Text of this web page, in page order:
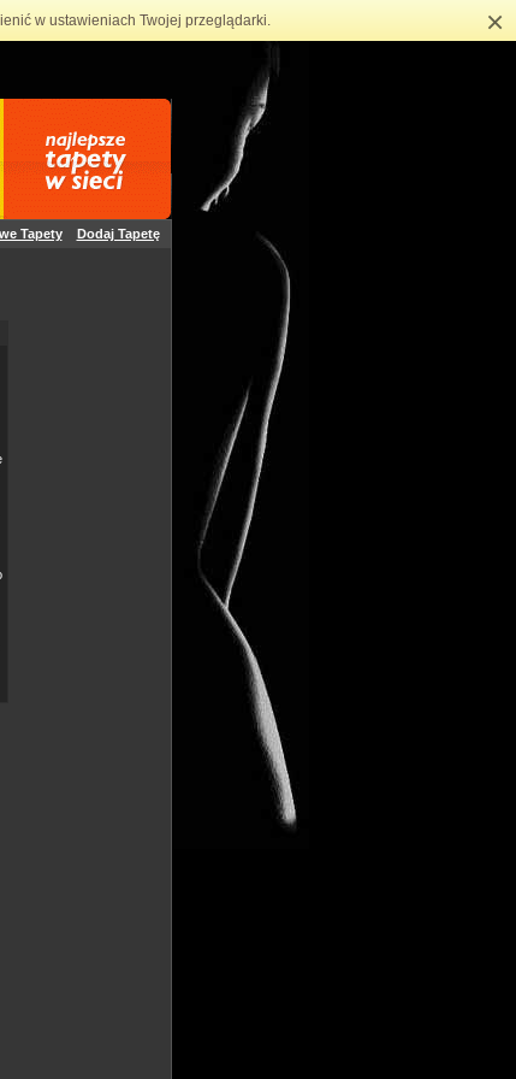
w ustawieniach Twojej przeglądarki. ×
Tapety
Dodaj Tapetę